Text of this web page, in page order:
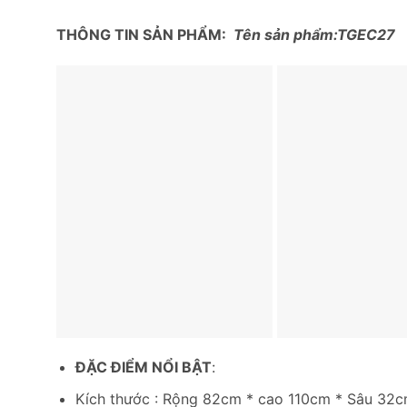
THÔNG TIN SẢN PHẨM: Tên sản phẩm:TGEC27
ĐẶC ĐIỂM NỔI BẬT:
Kích thước : Rộng 82cm * cao 110cm * Sâu